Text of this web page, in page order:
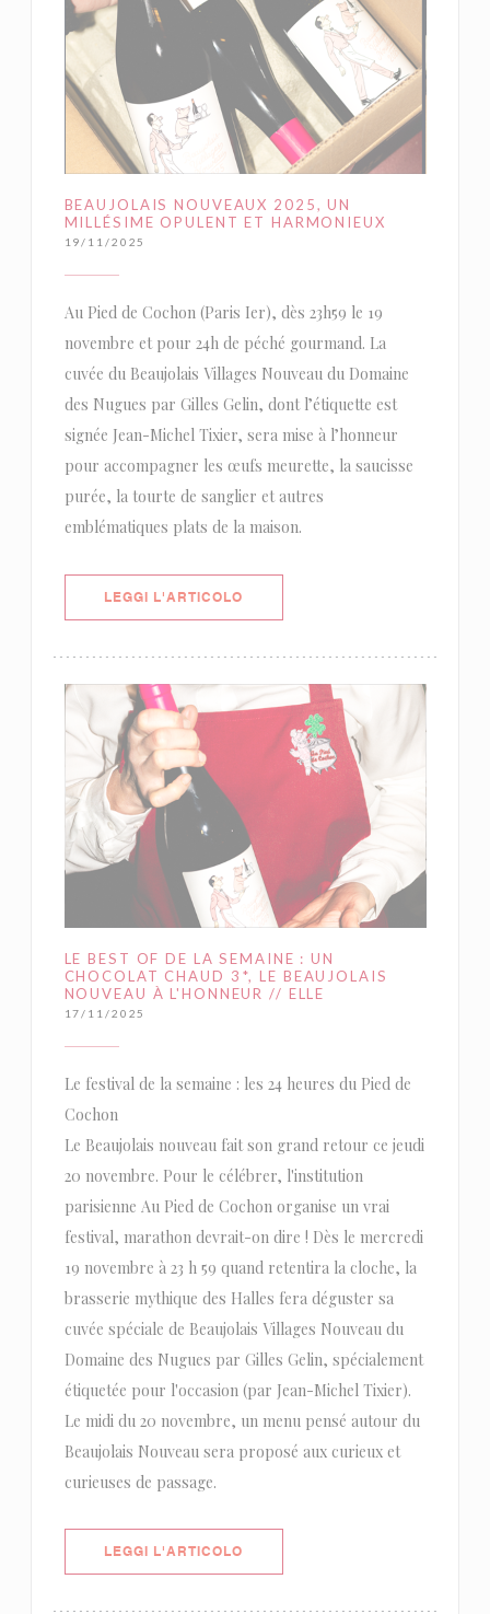
BEAUJOLAIS NOUVEAUX 2025, UN
MILLÉSIME OPULENT ET HARMONIEUX
19/11/2025
Au Pied de Cochon (Paris Ier), dès 23h59 le 19
novembre et pour 24h de péché gourmand. La
cuvée du Beaujolais Villages Nouveau du Domaine
des Nugues par Gilles Gelin, dont l’étiquette est
signée Jean-Michel Tixier, sera mise à l’honneur
pour accompagner les œufs meurette, la saucisse
purée, la tourte de sanglier et autres
emblématiques plats de la maison.
LEGGI L'ARTICOLO
LE BEST OF DE LA SEMAINE : UN
CHOCOLAT CHAUD 3*, LE BEAUJOLAIS
NOUVEAU À L'HONNEUR // ELLE
17/11/2025
Le festival de la semaine : les 24 heures du Pied de
Cochon
Le Beaujolais nouveau fait son grand retour ce jeudi
20 novembre. Pour le célébrer, l'institution
parisienne Au Pied de Cochon organise un vrai
festival, marathon devrait-on dire ! Dès le mercredi
19 novembre à 23 h 59 quand retentira la cloche, la
brasserie mythique des Halles fera déguster sa
cuvée spéciale de Beaujolais Villages Nouveau du
Domaine des Nugues par Gilles Gelin, spécialement
étiquetée pour l'occasion (par Jean-Michel Tixier).
Le midi du 20 novembre, un menu pensé autour du
Beaujolais Nouveau sera proposé aux curieux et
curieuses de passage.
LEGGI L'ARTICOLO